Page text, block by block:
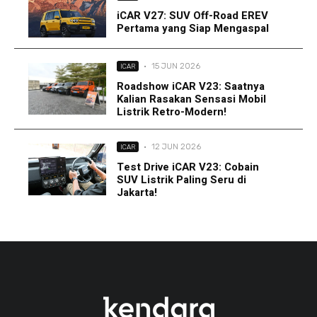
iCAR V27: SUV Off-Road EREV
Pertama yang Siap Mengaspal
ICAR · 15 JUN 2026
Roadshow iCAR V23: Saatnya
Kalian Rasakan Sensasi Mobil
Listrik Retro-Modern!
ICAR · 12 JUN 2026
Test Drive iCAR V23: Cobain
SUV Listrik Paling Seru di
Jakarta!